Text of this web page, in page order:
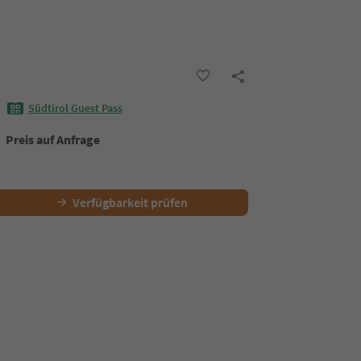
Südtirol Guest Pass
Preis auf Anfrage
Verfügbarkeit prüfen